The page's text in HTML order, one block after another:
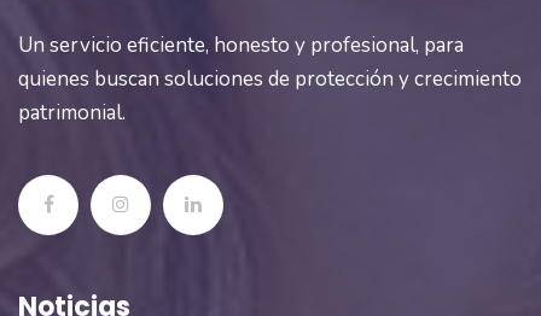
Un servicio eficiente, honesto y profesional, para
quienes buscan soluciones de protección y crecimiento
patrimonial.
Noticias